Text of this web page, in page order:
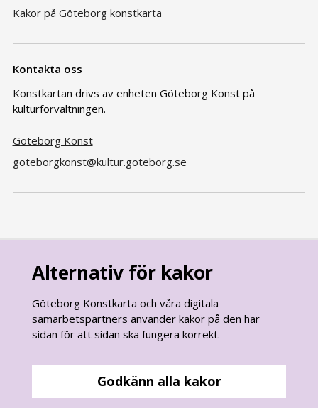
Kakor på Göteborg konstkarta
Kontakta oss
Konstkartan drivs av enheten Göteborg Konst på
kulturförvaltningen.
Göteborg Konst
goteborgkonst@kultur.goteborg.se
goteborg.seär Göteborgs Stads officiella webbplats.
Alternativ för kakor
Göteborg Konstkarta och våra digitala
samarbetspartners använder kakor på den här
sidan för att sidan ska fungera korrekt.
Godkänn alla kakor